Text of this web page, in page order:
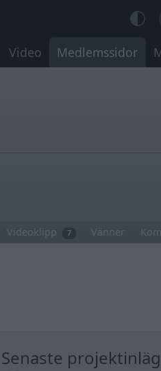
Video Medlemssidor
Videoklipp 7 Vänner
Senaste